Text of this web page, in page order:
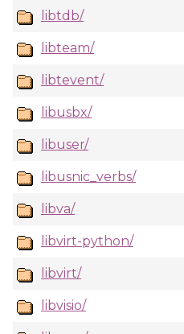
libtdb/
libteam/
libtevent/
libusbx/
libuser/
libusnic_verbs/
libva/
libvirt-python/
libvirt/
libvisio/